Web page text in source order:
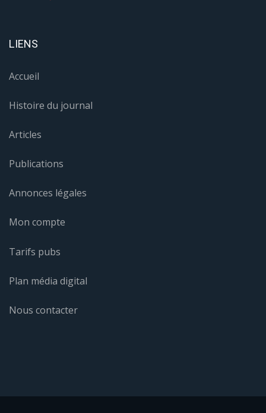
LIENS
Accueil
Histoire du journal
Articles
Publications
Annonces légales
Mon compte
Tarifs pubs
Plan média digital
Nous contacter